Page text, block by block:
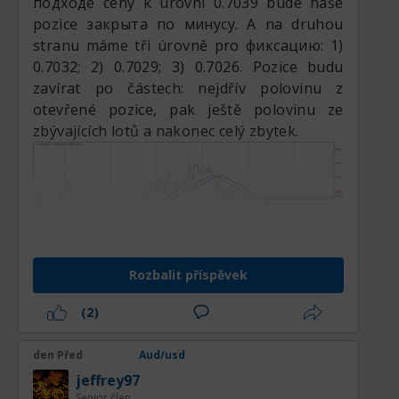
době zastavil pokusy o další růst.
konsolidace spíše než medvědí obrat, takže
cesta nejmenšího odporu zůstává směrem
vzhůru. Obchodníci pracující na tomto
reakce ceny v okolí středové podpory
kanálu a vyhledávat býčí reverzní svíčkové
pozice закрыта по минусу. A na druhou
stranu máme tři úrovně pro фиксацию: 1)
0.7032; 2) 0.7029; 3) 0.7026. Pozice budu
zavírat po částech: nejdřív polovinu z
otevřené pozice, pak ještě polovinu ze
zbývajících lotů a nakonec celý zbytek.
Rozbalit příspěvek
(2)
den Před Aud/usd
jeffrey97